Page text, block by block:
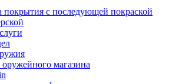
покрытия с последующей покраской
магазина